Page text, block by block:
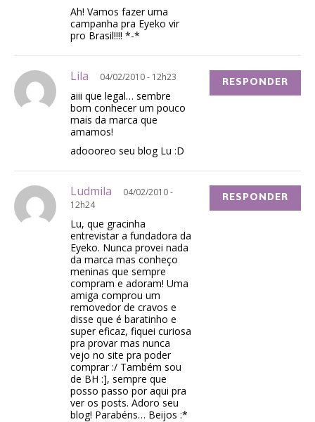
Ah! Vamos fazer uma
campanha pra Eyeko vir
pro Brasil!!!! *-*
Lila 04/02/2010 - 12h23
aiii que legal… sembre
bom conhecer um pouco
mais da marca que
amamos!
adoooreo seu blog Lu :D
RESPONDER
Ludmila
04/02/2010 -
12h24
Lu, que gracinha
entrevistar a fundadora da
Eyeko. Nunca provei nada
da marca mas conheço
meninas que sempre
compram e adoram! Uma
amiga comprou um
removedor de cravos e
disse que é baratinho e
super eficaz, fiquei curiosa
pra provar mas nunca
vejo no site pra poder
comprar :/ Também sou
de BH :], sempre que
posso passo por aqui pra
ver os posts. Adoro seu
blog! Parabéns… Beijos :*
RESPONDER